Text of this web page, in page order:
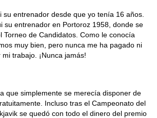
su entrenador desde que yo tenía 16 años.
su entrenador en Portoroz 1958, donde se
Torneo de Candidatos. Como le conocía
muy bien, pero nunca me ha pagado ni
trabajo. ¡Nunca jamás!
que simplemente se merecía disponer de
Incluso tras el Campeonato del
se quedó con todo el dinero del premio